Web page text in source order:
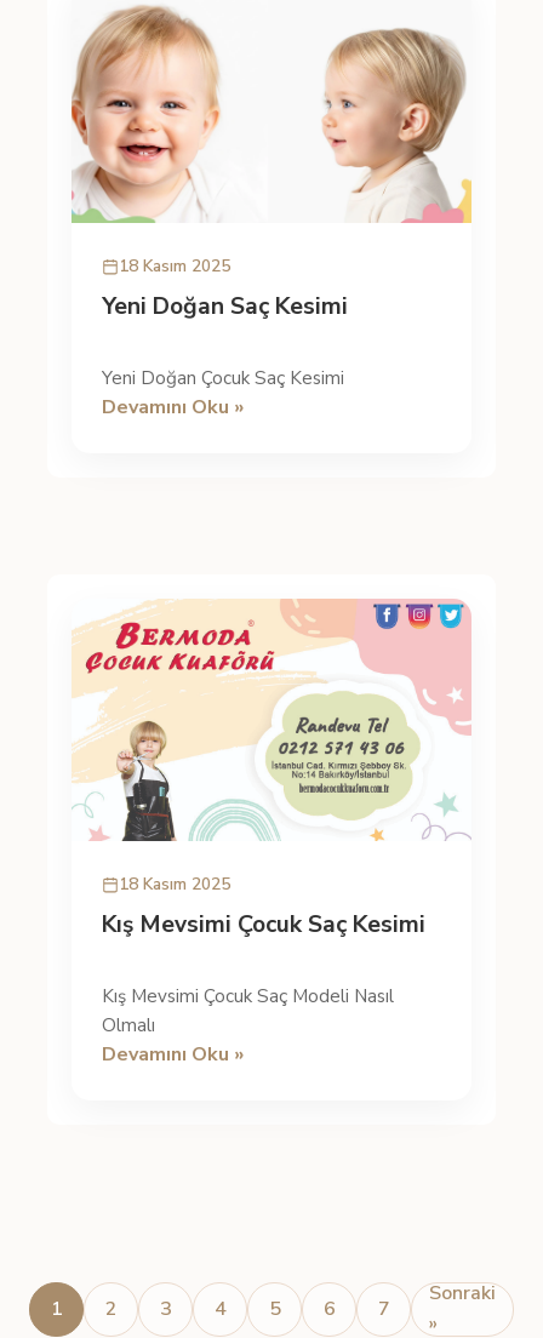
18 Kasım 2025
Yeni Doğan Saç Kesimi
Yeni Doğan Çocuk Saç Kesimi
Devamını Oku »
18 Kasım 2025
Kış Mevsimi Çocuk Saç Kesimi
Kış Mevsimi Çocuk Saç Modeli Nasıl
Olmalı
Devamını Oku »
1 2 3 4 5 6 7
Sonraki
»